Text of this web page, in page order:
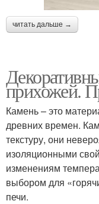
читать дальше →
прихожей.
Камень – это
древних времен.
текстуру, они
изоляционными
изменениям
выбором для
печи.